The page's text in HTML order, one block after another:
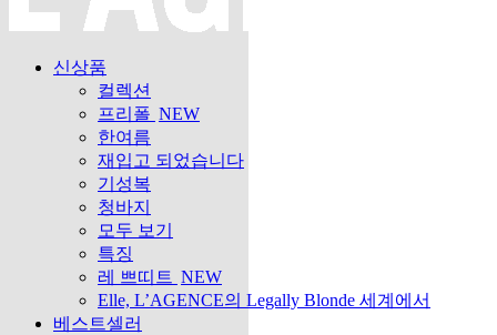
신상품
컬렉션
프리폴 NEW
한여름
재입고 되었습니다
기성복
청바지
모두 보기
특징
레 쁘띠트 NEW
Elle, L’AGENCE의 Legally Blonde 세계에서
베스트셀러